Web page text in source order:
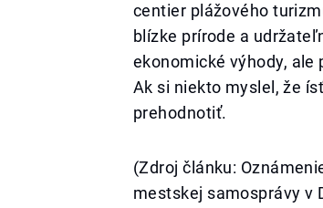
centier plážového
blízke prírode a
ekonomické výhody,
Ak si niekto myslel, že
prehodnotiť.
(Zdroj článku:
mestskej samosprávy v